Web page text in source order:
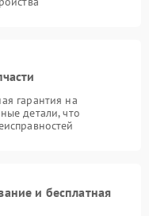
гарантия на
детали, что
и бесплатная